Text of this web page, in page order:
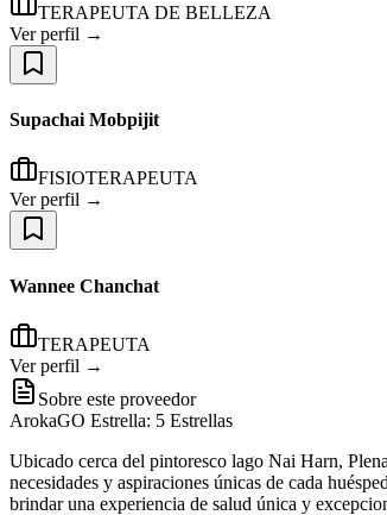
TERAPEUTA DE BELLEZA
Ver perfil →
Supachai Mobpijit
FISIOTERAPEUTA
Ver perfil →
Wannee Chanchat
TERAPEUTA
Ver perfil →
Sobre este proveedor
ArokaGO Estrella: 5 Estrellas
Ubicado cerca del pintoresco lago Nai Harn,
necesidades y aspiraciones únicas de cada
brindar una experiencia de salud única y